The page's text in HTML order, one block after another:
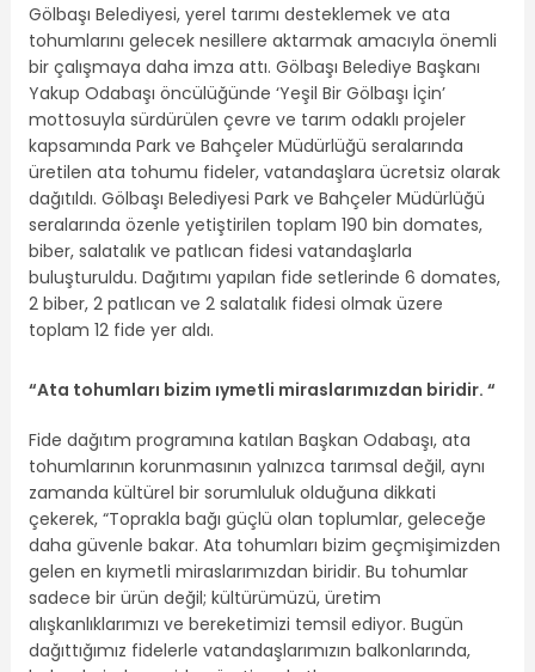
Gölbaşı Belediyesi, yerel tarımı desteklemek ve ata
tohumlarını gelecek nesillere aktarmak amacıyla önemli
bir çalışmaya daha imza attı. Gölbaşı Belediye Başkanı
Yakup Odabaşı öncülüğünde ‘Yeşil Bir Gölbaşı İçin’
mottosuyla sürdürülen çevre ve tarım odaklı projeler
kapsamında Park ve Bahçeler Müdürlüğü seralarında
üretilen ata tohumu fideler, vatandaşlara ücretsiz olarak
dağıtıldı. Gölbaşı Belediyesi Park ve Bahçeler Müdürlüğü
seralarında özenle yetiştirilen toplam 190 bin domates,
biber, salatalık ve patlıcan fidesi vatandaşlarla
buluşturuldu. Dağıtımı yapılan fide setlerinde 6 domates,
2 biber, 2 patlıcan ve 2 salatalık fidesi olmak üzere
toplam 12 fide yer aldı.
“Ata tohumları bizim ıymetli miraslarımızdan biridir. “
Fide dağıtım programına katılan Başkan Odabaşı, ata
tohumlarının korunmasının yalnızca tarımsal değil, aynı
zamanda kültürel bir sorumluluk olduğuna dikkati
çekerek, “Toprakla bağı güçlü olan toplumlar, geleceğe
daha güvenle bakar. Ata tohumları bizim geçmişimizden
gelen en kıymetli miraslarımızdan biridir. Bu tohumlar
sadece bir ürün değil; kültürümüzü, üretim
alışkanlıklarımızı ve bereketimizi temsil ediyor. Bugün
dağıttığımız fidelerle vatandaşlarımızın balkonlarında,